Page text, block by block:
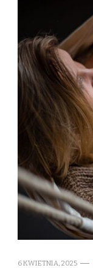
6 KWIETNIA, 2025